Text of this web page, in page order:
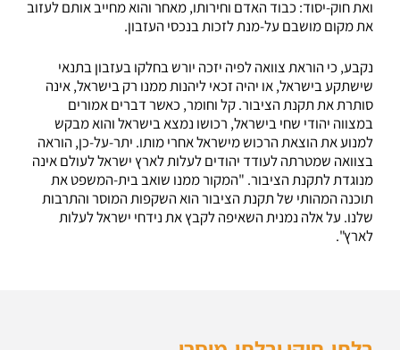
ואת חוק-יסוד: כבוד האדם וחירותו, מאחר והוא מחייב אותם לעזוב
את מקום מושבם על-מנת לזכות בנכסי העזבון.
נקבע, כי הוראת צוואה לפיה יזכה יורש בחלקו בעזבון בתנאי
שישתקע בישראל, או יהיה זכאי ליהנות ממנו רק בישראל, אינה
סותרת את תקנת הציבור. קל וחומר, כאשר דברים אמורים
במצווה יהודי שחי בישראל, רכושו נמצא בישראל והוא מבקש
למנוע את הוצאת הרכוש מישראל אחרי מותו. יתר-על-כן, הוראה
בצוואה שמטרתה לעודד יהודים לעלות לארץ ישראל לעולם אינה
מנוגדת לתקנת הציבור. "המקור ממנו שואב בית-המשפט את
תוכנה המהותי של תקנת הציבור הוא השקפות המוסר והתרבות
שלנו. על אלה נמנית השאיפה לקבץ את נידחי ישראל לעלות
לארץ".